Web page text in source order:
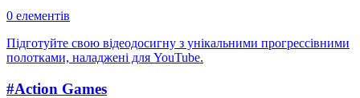
0 елементів
Підготуйте свою відеодосигну з унікальними прогрессівними
полотками, наладжені для YouTube.
#Action Games